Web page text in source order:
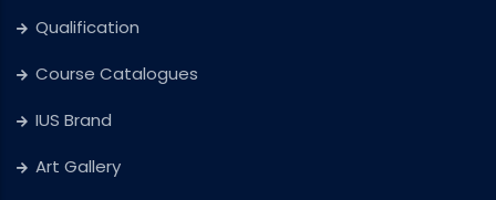
Qualification
Course Catalogues
IUS Brand
Art Gallery